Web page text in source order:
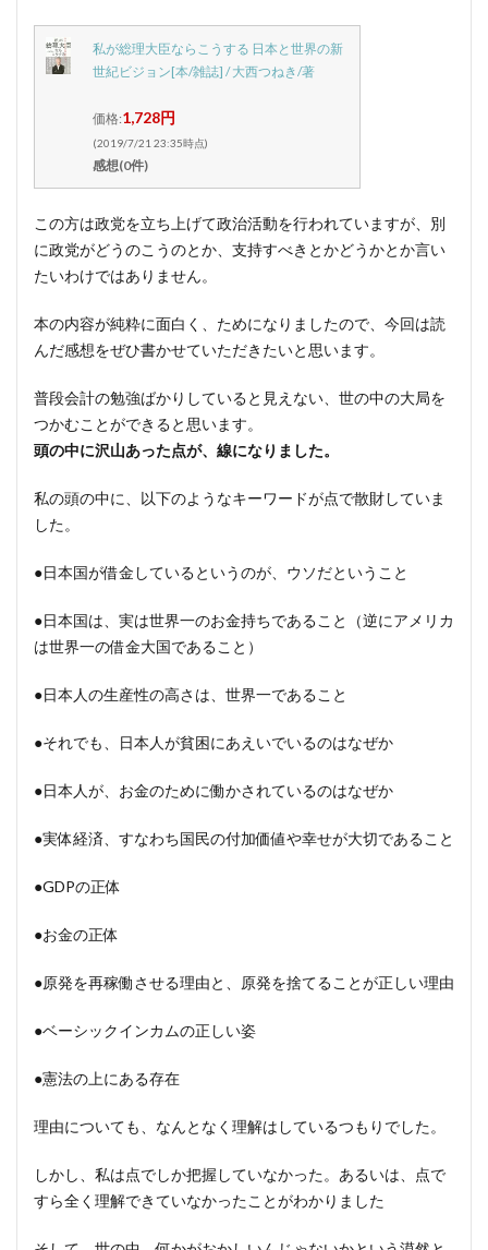
私が総理大臣ならこうする 日本と世界の新
世紀ビジョン[本/雑誌] / 大西つねき/著
価格:1,728円
(2019/7/21 23:35時点)
感想(0件)
この方は政党を立ち上げて政治活動を行われていますが、別
に政党がどうのこうのとか、支持すべきとかどうかとか言い
たいわけではありません。
本の内容が純粋に面白く、ためになりましたので、今回は読
んだ感想をぜひ書かせていただきたいと思います。
普段会計の勉強ばかりしていると見えない、世の中の大局を
つかむことができると思います。
頭の中に沢山あった点が、線になりました。
私の頭の中に、以下のようなキーワードが点で散財していま
した。
●日本国が借金しているというのが、ウソだということ
●日本国は、実は世界一のお金持ちであること（逆にアメリカ
は世界一の借金大国であること）
●日本人の生産性の高さは、世界一であること
●それでも、日本人が貧困にあえいでいるのはなぜか
●日本人が、お金のために働かされているのはなぜか
●実体経済、すなわち国民の付加価値や幸せが大切であること
●GDPの正体
●お金の正体
●原発を再稼働させる理由と、原発を捨てることが正しい理由
●ベーシックインカムの正しい姿
●憲法の上にある存在
理由についても、なんとなく理解はしているつもりでした。
しかし、私は点でしか把握していなかった。あるいは、点で
すら全く理解できていなかったことがわかりました